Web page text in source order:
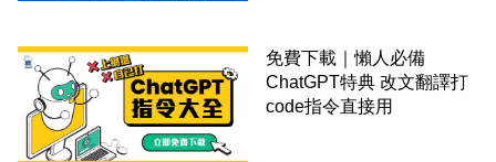
免費下載｜懶人必備
ChatGPT特典 改文翻譯打
code指令直接用